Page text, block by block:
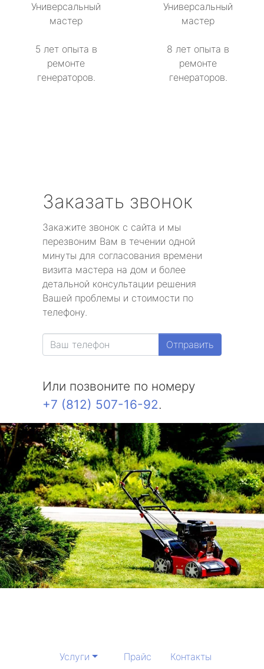
Универсальный
мастер
5 лет опыта в
ремонте
генераторов.
Универсальный
мастер
8 лет опыта в
ремонте
генераторов.
Заказать звонок
Закажите звонок с сайта и мы
перезвоним Вам в течении одной
минуты для согласования времени
визита мастера на дом и более
детальной консультации решения
Вашей проблемы и стоимости по
телефону.
Отправить
Или позвоните по номеру
+7 (812) 507-16-92.
Услуги Прайс Контакты